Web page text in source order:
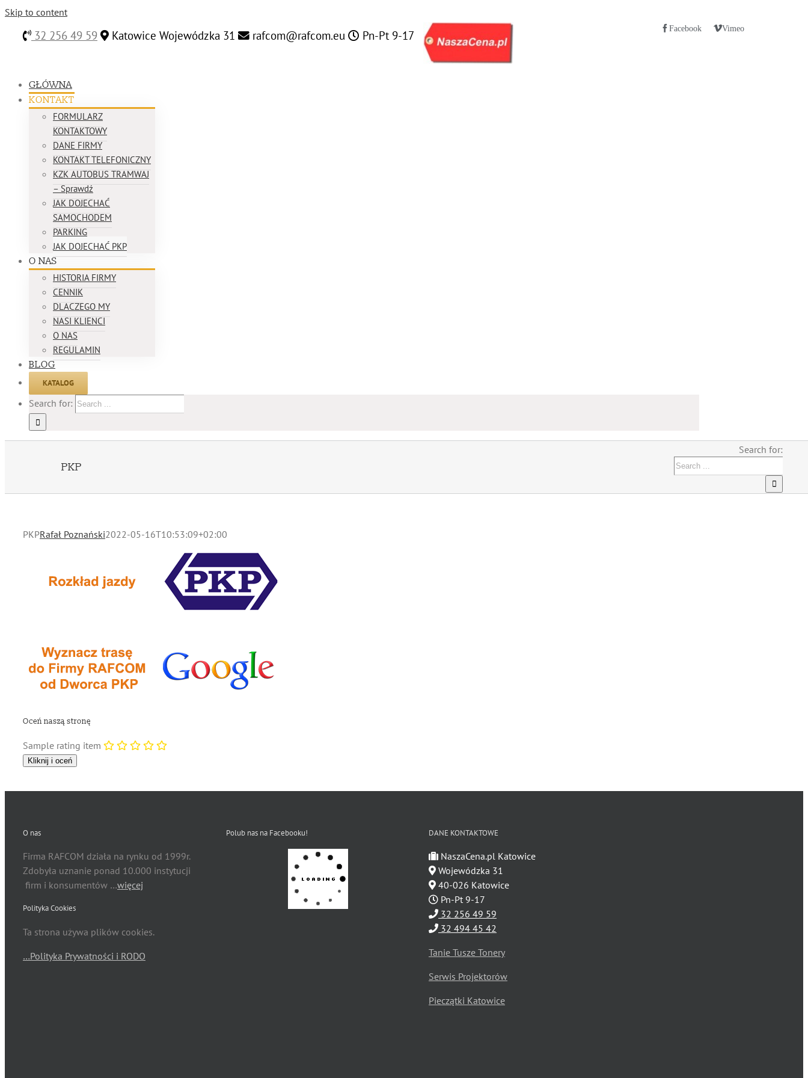
Skip to content
32 256 49 59 Katowice Wojewódzka 31 rafcom@rafcom.eu Pn-Pt 9-17 Facebook Vimeo
GŁÓWNA
KONTAKT
FORMULARZ
KONTAKTOWY
DANE FIRMY
KONTAKT TELEFONICZNY
KZK AUTOBUS TRAMWAJ
– Sprawdź
JAK DOJECHAĆ
SAMOCHODEM
PARKING
JAK DOJECHAĆ PKP
O NAS
HISTORIA FIRMY
CENNIK
DLACZEGO MY
NASI KLIENCI
O NAS
REGULAMIN
BLOG
KATALOG
Search for:
PKP
Search for:
PKPRafał Poznański2022-05-16T10:53:09+02:00
Oceń naszą stronę
Sample rating item
O nas
Firma RAFCOM działa na rynku od 1999r.
Zdobyła uznanie ponad 10.000 instytucji
firm i konsumentów …więcej
Polityka Cookies
Ta strona używa plików cookies.
…Polityka Prywatności i RODO
Polub nas na Facebooku! DANE KONTAKTOWE
NaszaCena.pl Katowice
Wojewódzka 31
40-026 Katowice
Pn-Pt 9-17
32 256 49 59
32 494 45 42
Tanie Tusze Tonery
Serwis Projektorów
Pieczątki Katowice